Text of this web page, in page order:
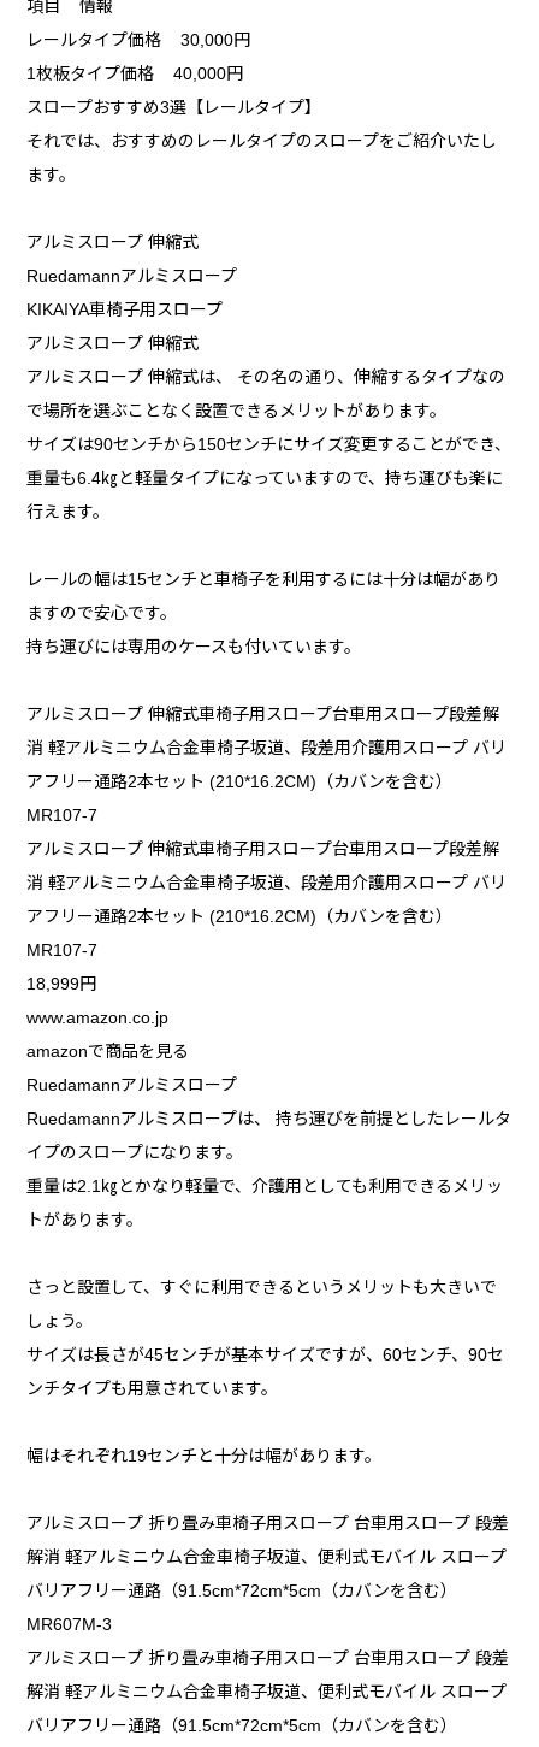
項目 情報
レールタイプ価格 30,000円
1枚板タイプ価格 40,000円
スロープおすすめ3選【レールタイプ】
それでは、おすすめのレールタイプのスロープをご紹介いたし
ます。
アルミスロープ 伸縮式
Ruedamannアルミスロープ
KIKAIYA車椅子用スロープ
アルミスロープ 伸縮式
アルミスロープ 伸縮式は、 その名の通り、伸縮するタイプなの
で場所を選ぶことなく設置できるメリットがあります。
サイズは90センチから150センチにサイズ変更することができ、
重量も6.4㎏と軽量タイプになっていますので、持ち運びも楽に
行えます。
レールの幅は15センチと車椅子を利用するには十分は幅があり
ますので安心です。
持ち運びには専用のケースも付いています。
アルミスロープ 伸縮式車椅子用スロープ台車用スロープ段差解
消 軽アルミニウム合金車椅子坂道、段差用介護用スロープ バリ
アフリー通路2本セット (210*16.2CM)（カバンを含む）
MR107-7
アルミスロープ 伸縮式車椅子用スロープ台車用スロープ段差解
消 軽アルミニウム合金車椅子坂道、段差用介護用スロープ バリ
アフリー通路2本セット (210*16.2CM)（カバンを含む）
MR107-7
18,999円
www.amazon.co.jp
amazonで商品を見る
Ruedamannアルミスロープ
Ruedamannアルミスロープは、 持ち運びを前提としたレールタ
イプのスロープになります。
重量は2.1㎏とかなり軽量で、介護用としても利用できるメリッ
トがあります。
さっと設置して、すぐに利用できるというメリットも大きいで
しょう。
サイズは長さが45センチが基本サイズですが、60センチ、90セ
ンチタイプも用意されています。
幅はそれぞれ19センチと十分は幅があります。
アルミスロープ 折り畳み車椅子用スロープ 台車用スロープ 段差
解消 軽アルミニウム合金車椅子坂道、便利式モバイル スロープ
バリアフリー通路（91.5cm*72cm*5cm（カバンを含む）
MR607M-3
アルミスロープ 折り畳み車椅子用スロープ 台車用スロープ 段差
解消 軽アルミニウム合金車椅子坂道、便利式モバイル スロープ
バリアフリー通路（91.5cm*72cm*5cm（カバンを含む）